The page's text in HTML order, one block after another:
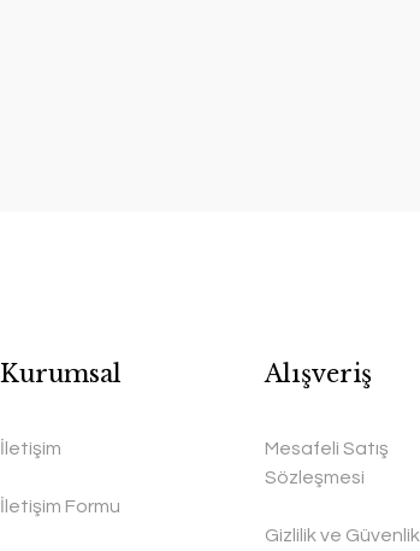
Kurumsal
İletişim
İletişim Formu
Alışveriş
Mesafeli Satış
Sözleşmesi
Gizlilik ve Güvenlik